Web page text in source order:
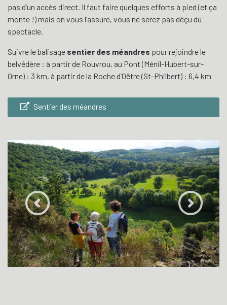
pas d’un accès direct. Il faut faire quelques efforts à pied (et ça
monte !) mais on vous l’assure, vous ne serez pas déçu du
spectacle.
Suivre le balisage sentier des méandres pour rejoindre le
belvédère : à partir de Rouvrou, au Pont (Ménil-Hubert-sur-
Orne) : 3 km, à partir de la Roche d’Oëtre (St-Philbert) : 6,4 km
Sentier des méandres